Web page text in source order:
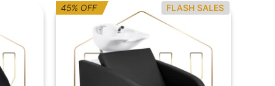
FLASH SALES
45% OFFO
preço
original
era:
2.193,71€.
O
preço
atual
é:
1.206,54€.